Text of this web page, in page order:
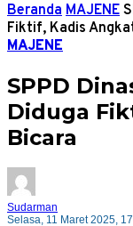
Beranda MAJENE
Fiktif, Kadis
MAJENE
SPPD
Diduga
Bicara
Sudarman
Selasa, 11 Maret 2025,